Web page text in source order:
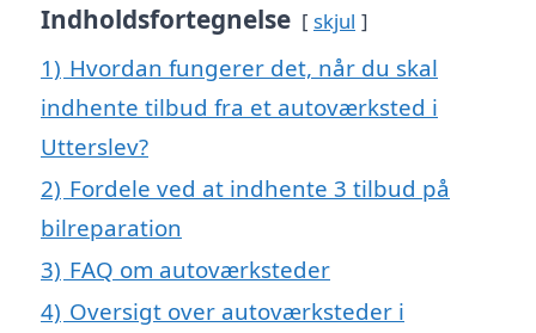
Indholdsfortegnelse skjul
1) Hvordan fungerer det, når du skal
indhente tilbud fra et autoværksted i
Utterslev?
2) Fordele ved at indhente 3 tilbud på
bilreparation
3) FAQ om autoværksteder
4) Oversigt over autoværksteder i